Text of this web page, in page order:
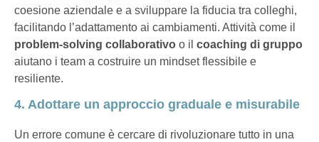
coesione aziendale e a sviluppare la fiducia tra colleghi,
facilitando l’adattamento ai cambiamenti. Attività come il
problem-solving collaborativo o il coaching di gruppo
aiutano i team a costruire un mindset flessibile e
resiliente.
4. Adottare un approccio graduale e misurabile
Un errore comune è cercare di rivoluzionare tutto in una